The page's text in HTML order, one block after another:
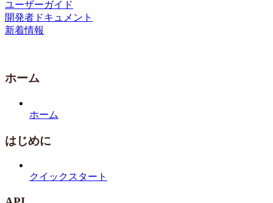
ユーザーガイド
開発者ドキュメント
新着情報
ホーム
ホーム
はじめに
クイックスタート